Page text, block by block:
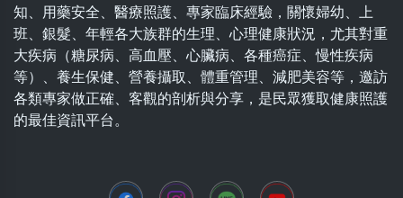
知、用藥安全、醫療照護、專家臨床經驗，關懷婦幼、上
班、銀髮、年輕各大族群的生理、心理健康狀況，尤其對重
大疾病（糖尿病、高血壓、心臟病、各種癌症、慢性疾病
等）、養生保健、營養攝取、體重管理、減肥美容等，邀訪
各類專家做正確、客觀的剖析與分享，是民眾獲取健康照護
的最佳資訊平台。